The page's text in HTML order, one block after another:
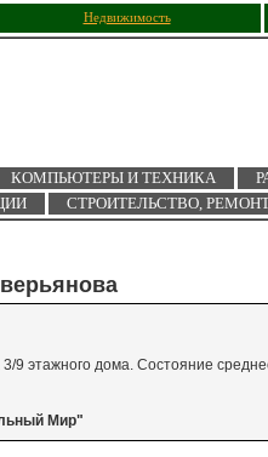
Недвижимость
КОМПЬЮТЕРЫ И ТЕХНИКА
СТРОИТЕЛЬСТВО,
3/9 этажного дома. Состояние
Мир"